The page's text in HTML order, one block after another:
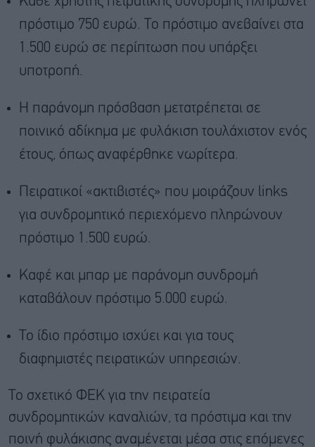
πρόστιμο 750 ευρώ. Το πρόστιμο ανεβαίνει στα
1.500 ευρώ σε περίπτωση που υπάρξει
υποτροπή.
Η παράνομη πρόσβαση μετατρέπεται σε
ποινικό αδίκημα με φυλάκιση τουλάχιστον ενός
έτους, όπως αναφέρθηκε νωρίτερα.
Πειρατικοί «ακτιβιστές» που μοιράζουν links
για συνδρομητικό περιεχόμενο πληρώνουν
πρόστιμο 1.500 ευρώ.
Καφέ και μπαρ με παράνομη συνδρομή
καταβάλουν πρόστιμο 5.000 ευρώ.
Το ίδιο πρόστιμο ισχύει και για τους
διαφημιστές πειρατικών υπηρεσιών.
Το σχετικό ΦΕΚ για την πειρατεία
συνδρομητικών καναλιών, τα πρόστιμα και την
ποινή φυλάκισης αναμένεται μέσα στις επόμενες